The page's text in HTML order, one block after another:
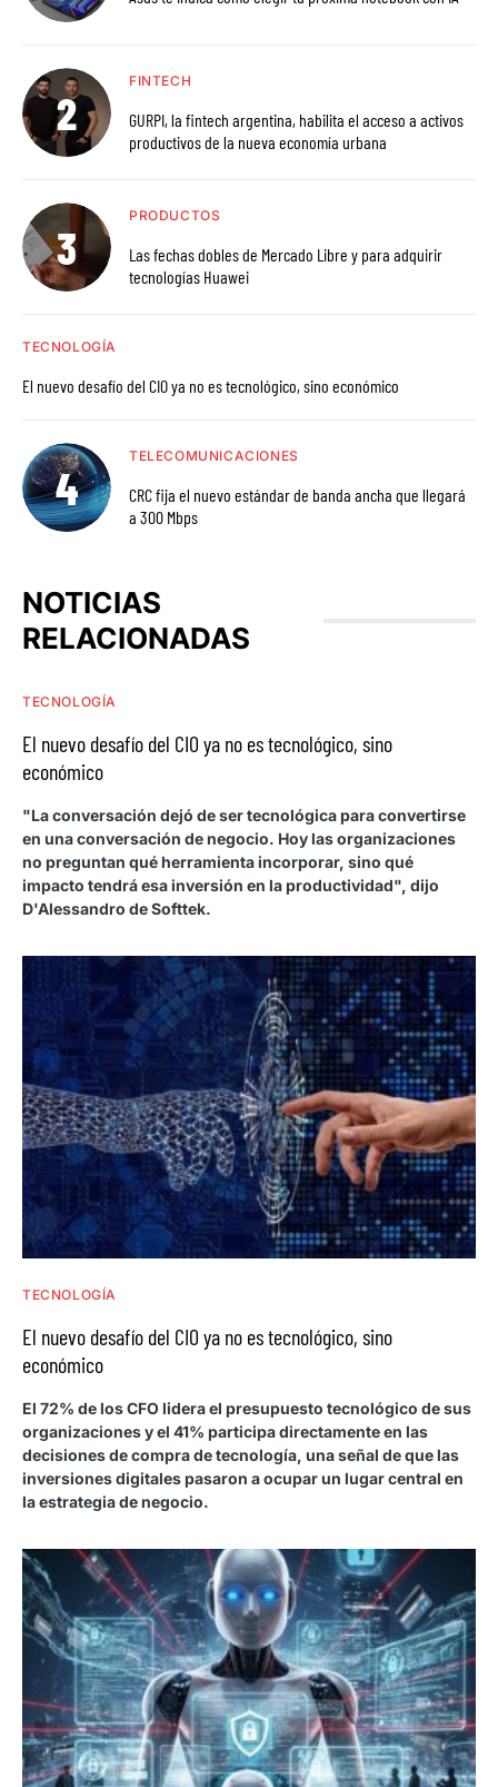
FINTECH
GURPI, la fintech argentina, habilita el acceso a activos
productivos de la nueva economía urbana
PRODUCTOS
Las fechas dobles de Mercado Libre y para adquirir
tecnologías Huawei
TECNOLOGÍA
El nuevo desafío del CIO ya no es tecnológico, sino económico
TELECOMUNICACIONES
CRC fija el nuevo estándar de banda ancha que llegará
a 300 Mbps
NOTICIAS
RELACIONADAS
TECNOLOGÍA
El nuevo desafío del CIO ya no es tecnológico, sino
económico
"La conversación dejó de ser tecnológica para convertirse
en una conversación de negocio. Hoy las organizaciones
no preguntan qué herramienta incorporar, sino qué
impacto tendrá esa inversión en la productividad", dijo
D'Alessandro de Softtek.
TECNOLOGÍA
El nuevo desafío del CIO ya no es tecnológico, sino
económico
El 72% de los CFO lidera el presupuesto tecnológico de sus
organizaciones y el 41% participa directamente en las
decisiones de compra de tecnología, una señal de que las
inversiones digitales pasaron a ocupar un lugar central en
la estrategia de negocio.